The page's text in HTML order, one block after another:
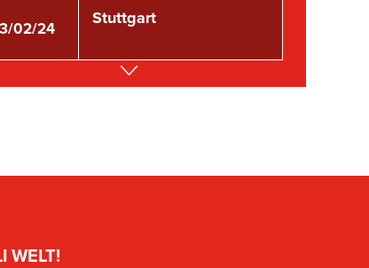
02/24
Stuttgart
WELT!